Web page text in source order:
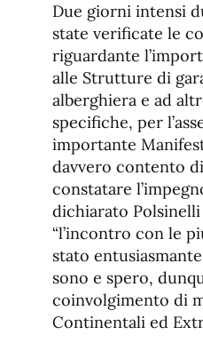
Due giorni intensi
state verificate le
riguardante
alle Strutture di
alberghiera e ad
specifiche, per
importante
davvero contento
constatare
dichiarato
“l’incontro con le
stato
sono e spero,
coinvolgimento di
Continentali ed